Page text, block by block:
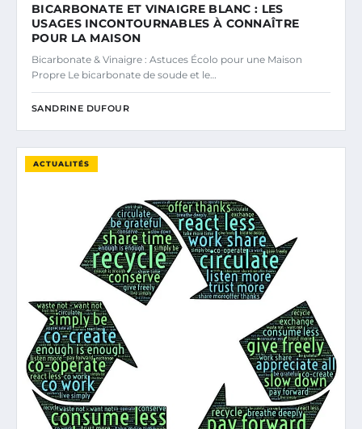
BICARBONATE ET VINAIGRE BLANC : LES
USAGES INCONTOURNABLES À CONNAÎTRE
POUR LA MAISON
Bicarbonate & Vinaigre : Astuces Écolo pour une Maison
Propre Le bicarbonate de soude et le…
SANDRINE DUFOUR
ACTUALITÉS